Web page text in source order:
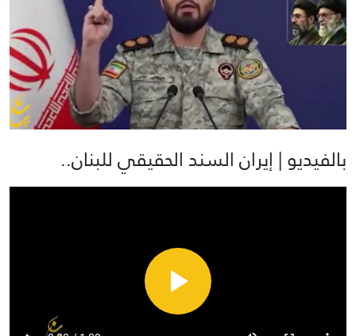
بالفيديو | إيران السند الحقيقي للبنان..